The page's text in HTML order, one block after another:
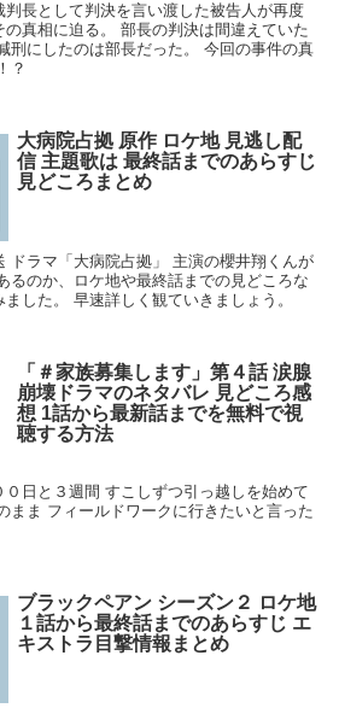
長として判決を言い渡した被告人が再度
真相に迫る。 部長の判決は間違えていた
刑にしたのは部長だった。 今回の事件の真
？
大病院占拠 原作 ロケ地 見逃し配
信 主題歌は 最終話までのあらすじ
見どころまとめ
ドラマ「大病院占拠」 主演の櫻井翔くんが
るのか、ロケ地や最終話までの見どころな
した。 早速詳しく観ていきましょう。
「＃家族募集します」第４話 涙腺
崩壊ドラマのネタバレ 見どころ感
想 1話から最新話までを無料で視
聴する方法
日と３週間 すこしずつ引っ越しを始めて
まま フィールドワークに行きたいと言った
ブラックペアン シーズン２ ロケ地
１話から最終話までのあらすじ エ
キストラ目撃情報まとめ